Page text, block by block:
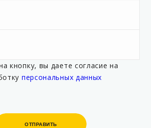
кнопку, вы даете согласие на
персональных данных
ОТПРАВИТЬ
ОТПРАВИТЬ